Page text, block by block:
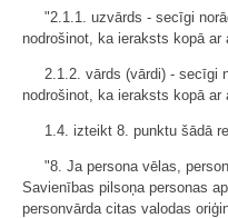
"2.1.1. uzvārds - secīgi
nodrošinot, ka ieraksts kopā
2.1.2. vārds (vārdi) - secīgi
nodrošinot, ka ieraksts kopā
1.4. izteikt 8. punktu šādā
"8. Ja persona vēlas,
Savienības pilsoņa personas
personvārda citas valodas